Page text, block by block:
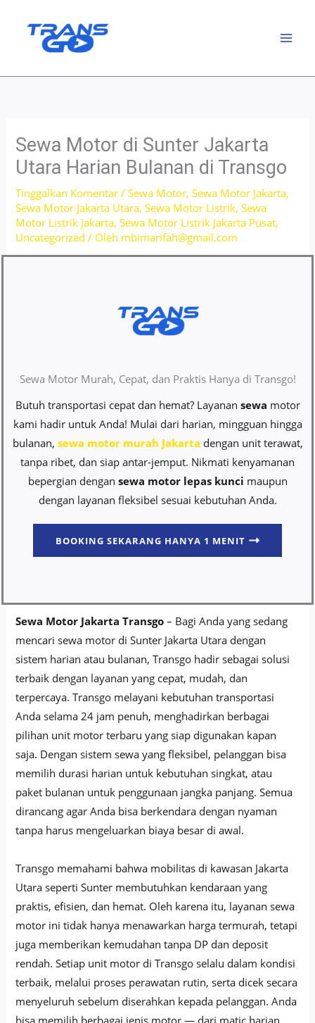
Sewa Motor di Sunter Jakarta
Utara Harian Bulanan di Transgo
Tinggalkan Komentar /Sewa Motor,Sewa Motor Jakarta,
Sewa Motor Jakarta Utara,Sewa Motor Listrik,Sewa
Motor Listrik Jakarta,Sewa Motor Listrik Jakarta Pusat,
Uncategorized / Oleh mbimarifah@gmail.com
Sewa Motor Murah, Cepat, dan Praktis Hanya di Transgo!
Butuh transportasi cepat dan hemat? Layanan sewa motor
kami hadir untuk Anda! Mulai dari harian, mingguan hingga
bulanan, sewa motor murah Jakarta dengan unit terawat,
tanpa ribet, dan siap antar-jemput. Nikmati kenyamanan
bepergian dengan sewa motor lepas kunci maupun
dengan layanan fleksibel sesuai kebutuhan Anda.
BOOKING SEKARANG HANYA 1 MENIT
Sewa Motor Jakarta Transgo– Bagi Anda yang sedang
mencari sewa motor di Sunter Jakarta Utara dengan
sistem harian atau bulanan, Transgo hadir sebagai solusi
terbaik dengan layanan yang cepat, mudah, dan
terpercaya. Transgo melayani kebutuhan transportasi
Anda selama 24 jam penuh, menghadirkan berbagai
pilihan unit motor terbaru yang siap digunakan kapan
saja. Dengan sistem sewa yang fleksibel, pelanggan bisa
memilih durasi harian untuk kebutuhan singkat, atau
paket bulanan untuk penggunaan jangka panjang. Semua
dirancang agar Anda bisa berkendara dengan nyaman
tanpa harus mengeluarkan biaya besar di awal.
Transgo memahami bahwa mobilitas di kawasan Jakarta
Utara seperti Sunter membutuhkan kendaraan yang
praktis, efisien, dan hemat. Oleh karena itu, layanan sewa
motor ini tidak hanya menawarkan harga termurah, tetapi
juga memberikan kemudahan tanpa DP dan deposit
rendah. Setiap unit motor di Transgo selalu dalam kondisi
terbaik, melalui proses perawatan rutin, serta dicek secara
menyeluruh sebelum diserahkan kepada pelanggan. Anda